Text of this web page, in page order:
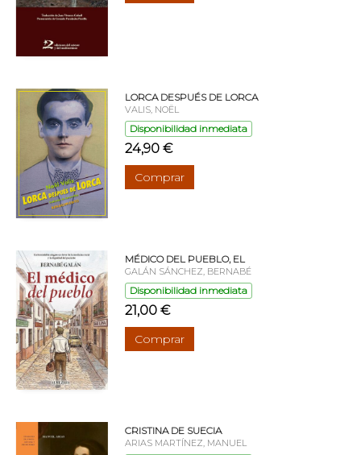
LORCA DESPUÉS DE LORCA
VALIS, NOËL
Disponibilidad inmediata
24,90 €
Comprar
MÉDICO DEL PUEBLO, EL
GALÁN SÁNCHEZ, BERNABÉ
Disponibilidad inmediata
21,00 €
Comprar
CRISTINA DE SUECIA
ARIAS MARTÍNEZ, MANUEL